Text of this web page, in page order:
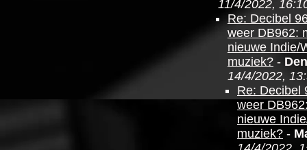
11/4/2022,
Re: Decibel
weer DB962:
nieuwe Indie/
muziek? -
14/4/2022,
Re: Decibel
weer
nieuwe
muziek? -